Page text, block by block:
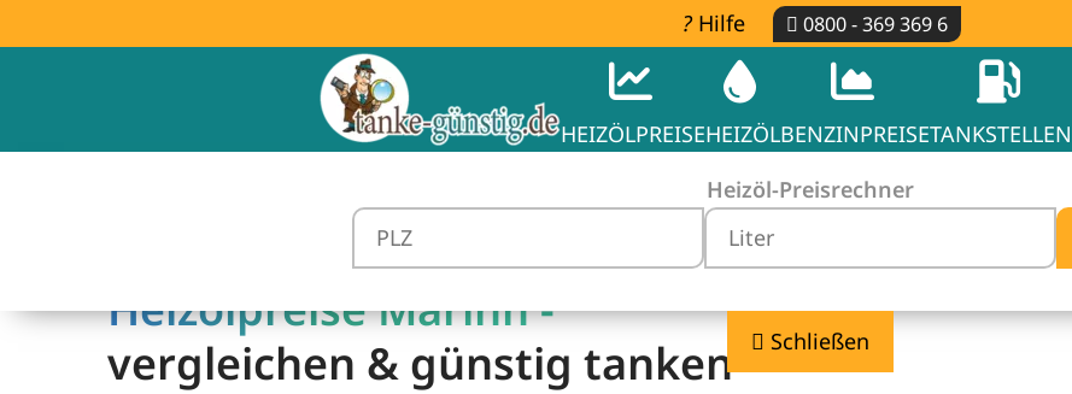
Hilfe 0800 - 369 369 6
HEIZÖLPREISEHEIZÖLBENZINPREISETANKSTELLEN
Heizöl-Preisrechner
Schließen
Heizölpreise Marihn -
vergleichen & günstig tanken